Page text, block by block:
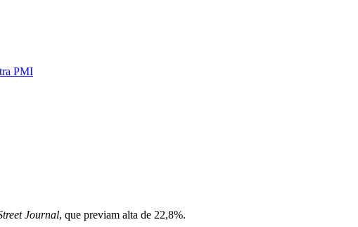
PMI
Journal, que previam alta de 22,8%.